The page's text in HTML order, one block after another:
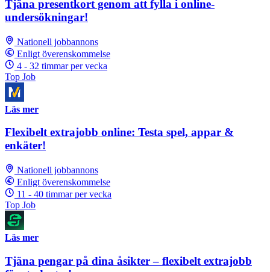
Tjäna presentkort genom att fylla i online-
undersökningar!
Nationell jobbannons
Enligt överenskommelse
4 - 32 timmar per vecka
Top Job
Läs mer
Flexibelt extrajobb online: Testa spel, appar &
enkäter!
Nationell jobbannons
Enligt överenskommelse
11 - 40 timmar per vecka
Top Job
Läs mer
Tjäna pengar på dina åsikter – flexibelt extrajobb